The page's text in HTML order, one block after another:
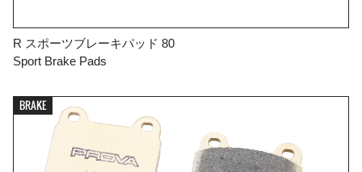
R スポーツブレーキパッド 80
Sport Brake Pads
BRAKE